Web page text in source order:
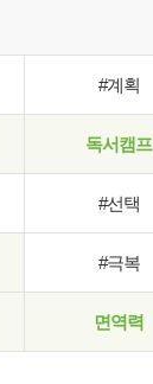
#계획
독서캠프
#선택
#극복
면역력